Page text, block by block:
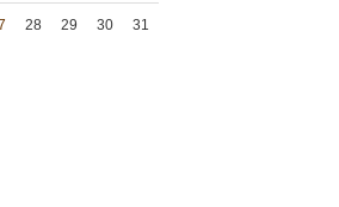
28 29 30
31